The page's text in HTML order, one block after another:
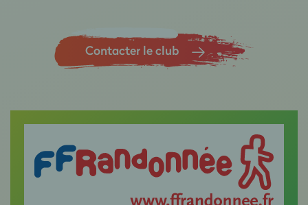
Contacter le club